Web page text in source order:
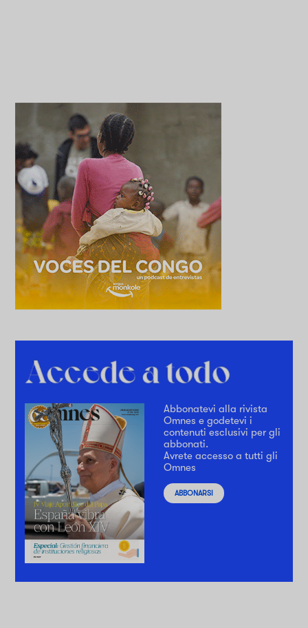
Abbonatevi alla rivista
Omnes e godetevi i
contenuti esclusivi per gli
abbonati.
Avrete accesso a tutti gli
Omnes
ABBONARSI